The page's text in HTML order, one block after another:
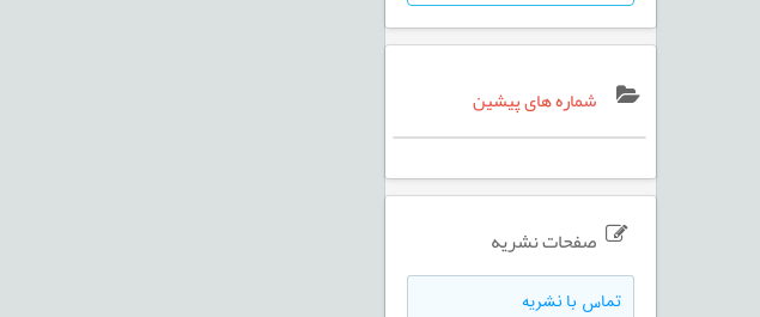
شماره های پیشین
صفحات نشریه
تماس با نشریه